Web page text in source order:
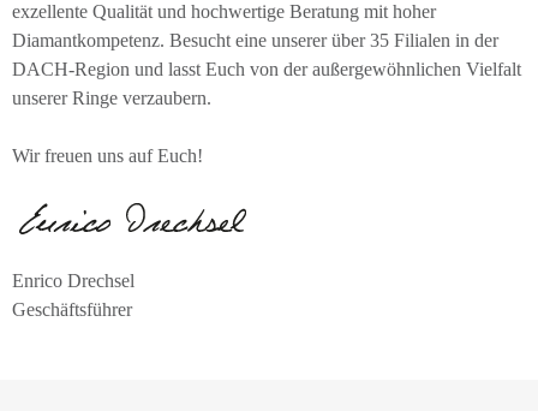
exzellente Qualität und hochwertige Beratung mit hoher
Diamantkompetenz. Besucht eine unserer über 35 Filialen in der
DACH-Region und lasst Euch von der außergewöhnlichen Vielfalt
unserer Ringe verzaubern.
Wir freuen uns auf Euch!
Enrico Drechsel
Geschäftsführer